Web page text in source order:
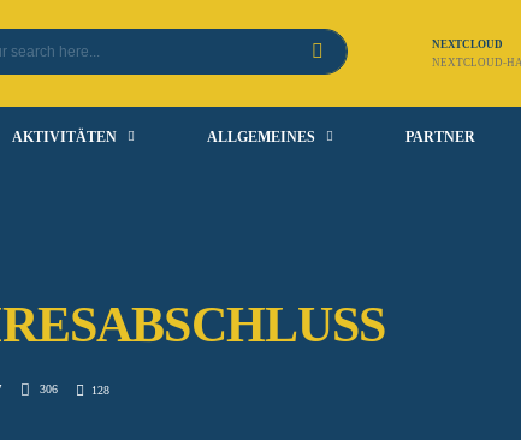
NEXTCLOUD
NEXTCLOUD-
AKTIVITÄTEN ALLGEMEINES PARTNER
306 128